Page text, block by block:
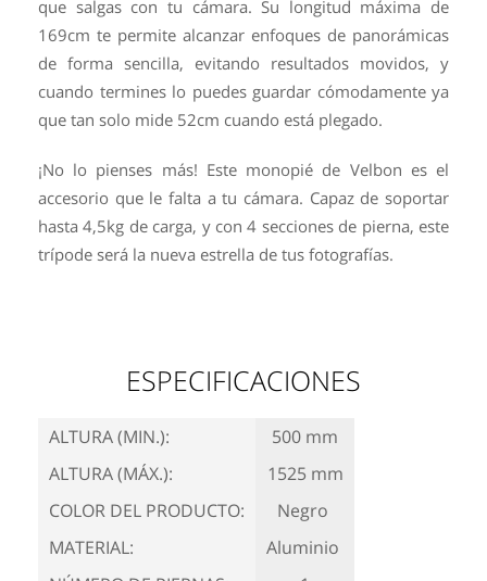
que salgas con tu cámara. Su longitud máxima de
169cm te permite alcanzar enfoques de panorámicas
de forma sencilla, evitando resultados movidos, y
cuando termines lo puedes guardar cómodamente ya
que tan solo mide 52cm cuando está plegado.
¡No lo pienses más! Este monopié de Velbon es el
accesorio que le falta a tu cámara. Capaz de soportar
hasta 4,5kg de carga, y con 4 secciones de pierna, este
trípode será la nueva estrella de tus fotografías.
ESPECIFICACIONES
ALTURA (MIN.):
500 mm
ALTURA (MÁX.):
1525 mm
COLOR DEL PRODUCTO:
Negro
MATERIAL:
Aluminio